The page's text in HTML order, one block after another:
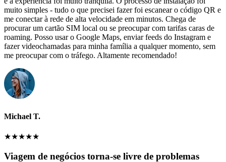
muito simples - tudo o que precisei fazer foi escanear o código QR e
me conectar à rede de alta velocidade em minutos. Chega de
procurar um cartão SIM local ou se preocupar com tarifas caras de
roaming. Posso usar o Google Maps, enviar feeds do Instagram e
fazer videochamadas para minha família a qualquer momento, sem
me preocupar com o tráfego. Altamente recomendado!
Michael T.
★★★★★
Viagem de negócios torna-se livre de problemas